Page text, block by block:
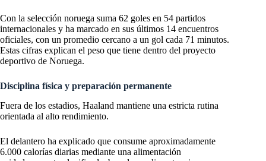
Con la selección noruega suma 62 goles en 54 partidos
internacionales y ha marcado en sus últimos 14 encuentros
oficiales, con un promedio cercano a un gol cada 71 minutos.
Estas cifras explican el peso que tiene dentro del proyecto
deportivo de Noruega.
Disciplina física y preparación permanente
Fuera de los estadios, Haaland mantiene una estricta rutina
orientada al alto rendimiento.
El delantero ha explicado que consume aproximadamente
6.000 calorías diarias mediante una alimentación